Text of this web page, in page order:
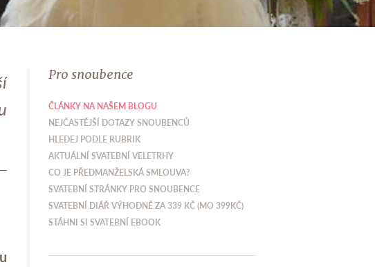
Pro snoubence
ČLÁNKY NA NAŠEM BLOGU
NEJČASTĚJŠÍ DOTAZY SNOUBENCŮ
HLEDEJ PODLE RUBRIK
AKTUÁLNÍ SVATEBNÍ VELETRHY
CO JE PŘEDMANŽELSKÁ SMLOUVA?
SVATEBNÍ STRÁNKY PRO SNOUBENCE
SVATEBNÍ DIÁŘ VÝHODNĚ ZA 339 KČ (MO 399KČ)
STÁHNI SI SVATEBNÍ EBOOK